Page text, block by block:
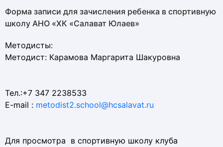
Форма записи для зачисления ребенка в спортивную
школу АНО «ХК «Салават Юлаев»
Методисты:
Методист: Карамова Маргарита Шакуровна
Тел.:+7 347 2238533
E-mail : metodist2.school@hcsalavat.ru
Для просмотра в спортивную школу клуба